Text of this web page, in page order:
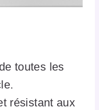
toutes les
résistant aux